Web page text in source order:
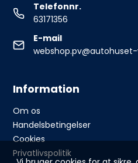
Telefonnr.
63171356
E-mail
Information
Om os
Handelsbetingelser
Cookies
Privatlivspolitik